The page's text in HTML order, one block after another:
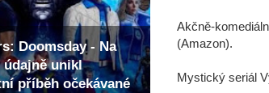
Doomsday - Na
údajně unikl
příběh očekávané
Akčně-
(Amazon).
Mystický seriál